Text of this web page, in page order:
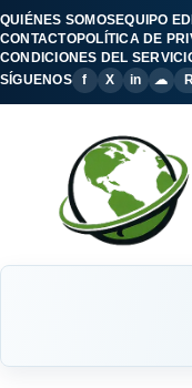
QUIÉNES SOMOSEQUIPO
CONTACTOPOLÍTICA DE
CONDICIONES DEL
SÍGUENOS
f X in ☁